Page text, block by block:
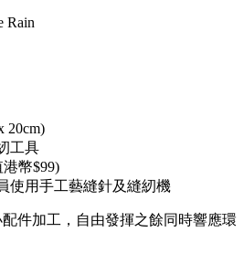
Rain
20cm)
工具
幣$99)
使用手工藝縫針及縫紉機
件加工，自由發揮之餘同時響應環